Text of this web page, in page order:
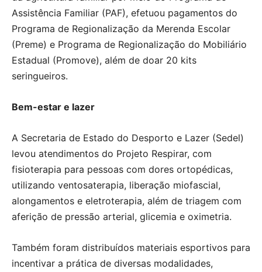
Assistência Familiar (PAF), efetuou pagamentos do
Programa de Regionalização da Merenda Escolar
(Preme) e Programa de Regionalização do Mobiliário
Estadual (Promove), além de doar 20 kits
seringueiros.
Bem-estar e lazer
A Secretaria de Estado do Desporto e Lazer (Sedel)
levou atendimentos do Projeto Respirar, com
fisioterapia para pessoas com dores ortopédicas,
utilizando ventosaterapia, liberação miofascial,
alongamentos e eletroterapia, além de triagem com
aferição de pressão arterial, glicemia e oximetria.
Também foram distribuídos materiais esportivos para
incentivar a prática de diversas modalidades,